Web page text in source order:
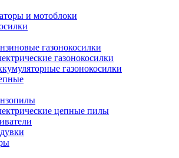
и мотоблоки
газонокосилки
газонокосилки
газонокосилки
цепные пилы